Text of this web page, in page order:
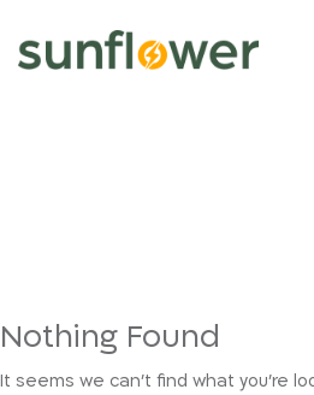
Nothing Found
It seems we can’t find what you’re